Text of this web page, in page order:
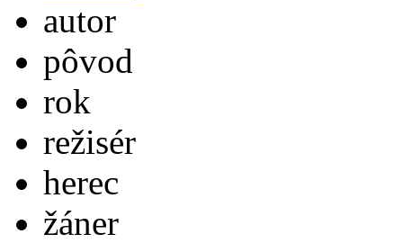
autor
pôvod
rok
režisér
herec
žáner